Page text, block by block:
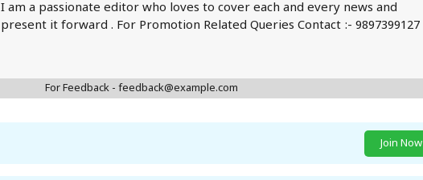
I am a passionate editor who loves to cover each and every news and
present it forward . For Promotion Related Queries Contact :- 9897399127
For Feedback - feedback@example.com
Join Now